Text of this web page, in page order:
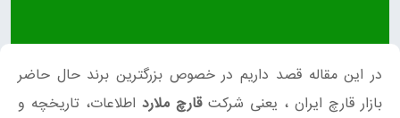
در این مقاله قصد داریم در خصوص بزرگترین برند حال حاضر
بازار قارچ ایران ، یعنی شرکتقارچ ملارد اطلاعات، تاریخچه و